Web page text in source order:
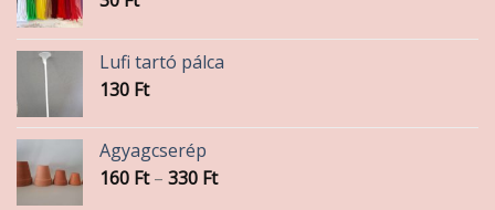
Lufi tartó pálca
130 Ft
Agyagcserép
160 Ft – 330 FtÁrtartomány: